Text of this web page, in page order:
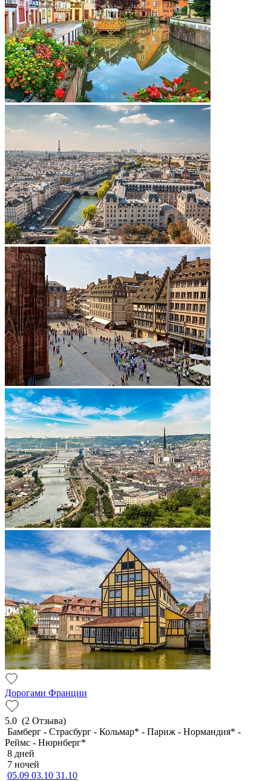
Дорогами Франции
5.0 (2 Отзыва)
Бамберг - Страсбург - Кольмар* - Париж - Нормандия* -
Реймс - Нюрнберг*
8 дней
7 ночей
05.09 03.10 31.10